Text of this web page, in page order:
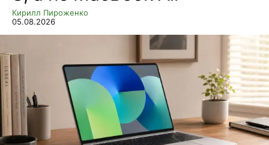
Кирилл Пироженко
05.08.2026